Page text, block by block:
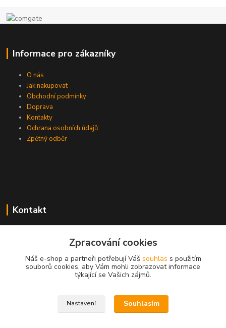
Informace pro zákazníky
O nás
Jak nakupovat
Obchodní podmínky
Doprava
Kontakty
Ochrana osobních údajů
Zpětný odběr
Kontakt
Zpracování cookies
Náš e-shop a partneři potřebují Váš souhlas s použitím
souborů cookies, aby Vám mohli zobrazovat informace
týkající se Vašich zájmů.
Nastavení Souhlasím